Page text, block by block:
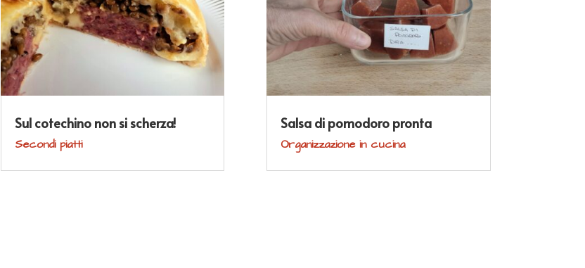
Sul cotechino non si scherza!
Secondi piatti
Salsa di pomodoro pronta
Organizzazione in cucina